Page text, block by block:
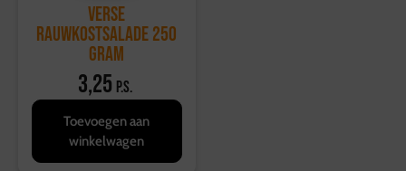
Verse
Rauwkostsalade 250
gram
3,25 p.s.
Toevoegen aan
winkelwagen